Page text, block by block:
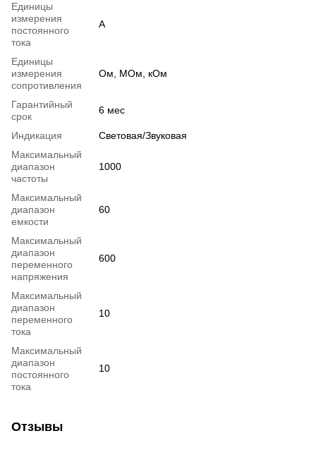
Единицы
измерения
постоянного
тока
А
Единицы
измерения
сопротивления
Ом, МОм, кОм
Гарантийный
срок
6 мес
Индикация
Световая/Звуковая
Максимальный
диапазон
частоты
1000
Максимальный
диапазон
емкости
60
Максимальный
диапазон
переменного
напряжения
600
Максимальный
диапазон
переменного
тока
10
Максимальный
диапазон
постоянного
тока
10
Отзывы